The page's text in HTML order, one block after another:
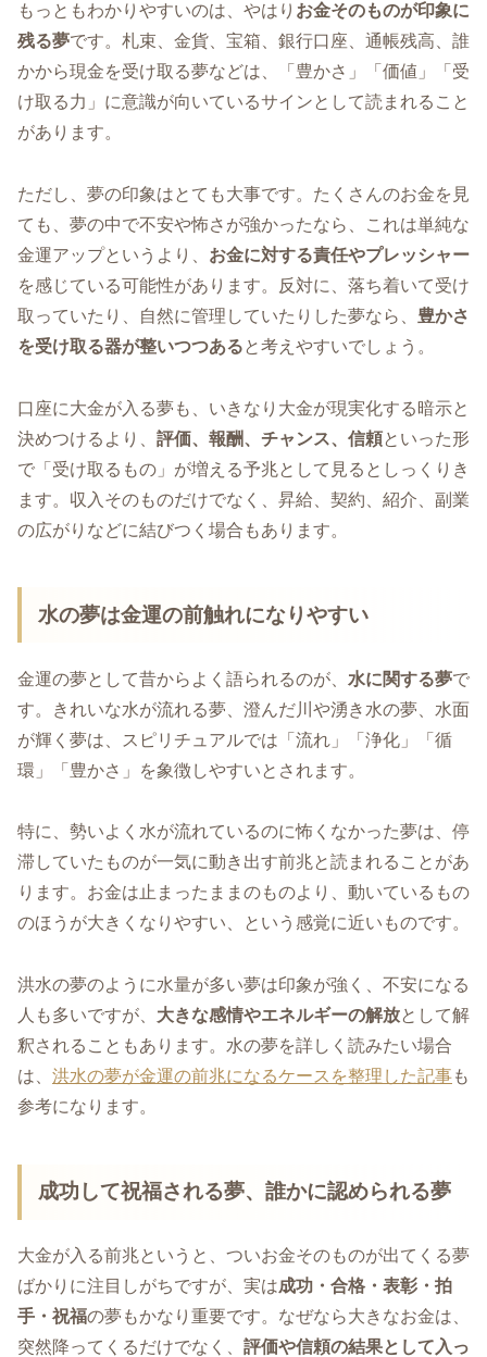
もっともわかりやすいのは、やはり お金そのものが印象に
残る夢です。札束、金貨、宝箱、銀行口座、通帳残高、誰
かから現金を受け取る夢などは、「豊かさ」「価値」「受
け取る力」に意識が向いているサインとして読まれること
があります。
ただし、夢の印象はとても大事です。たくさんのお金を見
ても、夢の中で不安や怖さが強かったなら、これは単純な
金運アップというより、 お金に対する責任やプレッシャー
を感じている可能性があります。反対に、落ち着いて受け
取っていたり、自然に管理していたりした夢なら、 豊かさ
を受け取る器が整いつつあると考えやすいでしょう。
口座に大金が入る夢も、いきなり大金が現実化する暗示と
決めつけるより、 評価、報酬、チャンス、信頼といった形
で「受け取るもの」が増える予兆として見るとしっくりき
ます。収入そのものだけでなく、昇給、契約、紹介、副業
の広がりなどに結びつく場合もあります。
水の夢は金運の前触れになりやすい
金運の夢として昔からよく語られるのが、 水に関する夢で
す。きれいな水が流れる夢、澄んだ川や湧き水の夢、水面
が輝く夢は、スピリチュアルでは「流れ」「浄化」「循
環」「豊かさ」を象徴しやすいとされます。
特に、勢いよく水が流れているのに怖くなかった夢は、停
滞していたものが一気に動き出す前兆と読まれることがあ
ります。お金は止まったままのものより、動いているもの
のほうが大きくなりやすい、という感覚に近いものです。
洪水の夢のように水量が多い夢は印象が強く、不安になる
人も多いですが、 大きな感情やエネルギーの解放として解
釈されることもあります。水の夢を詳しく読みたい場合
は、 洪水の夢が金運の前兆になるケースを整理した記事も
参考になります。
成功して祝福される夢、誰かに認められる夢
大金が入る前兆というと、ついお金そのものが出てくる夢
ばかりに注目しがちですが、実は成功・合格・表彰・拍
手・祝福の夢もかなり重要です。なぜなら大きなお金は、
突然降ってくるだけでなく、 評価や信頼の結果として入っ